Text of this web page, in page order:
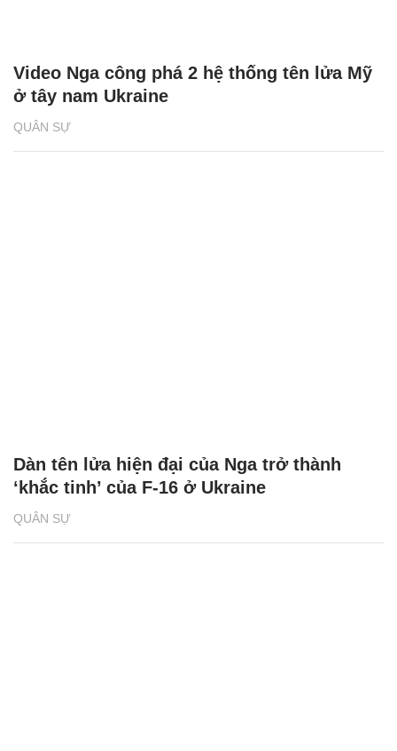
QUÂN SỰ
Video Nga công phá 2 hệ thống tên lửa Mỹ
ở tây nam Ukraine
QUÂN SỰ
Dàn tên lửa hiện đại của Nga trở thành
‘khắc tinh’ của F-16 ở Ukraine